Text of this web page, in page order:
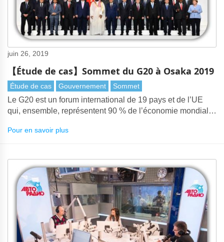
juin 26, 2019
【Étude de cas】Sommet du G20 à Osaka 2019
Étude de cas Gouvernement Sommet
Le G20 est un forum international de 19 pays et de l’UE
qui, ensemble, représentent 90 % de l’économie mondiale.
Pour en savoir plus